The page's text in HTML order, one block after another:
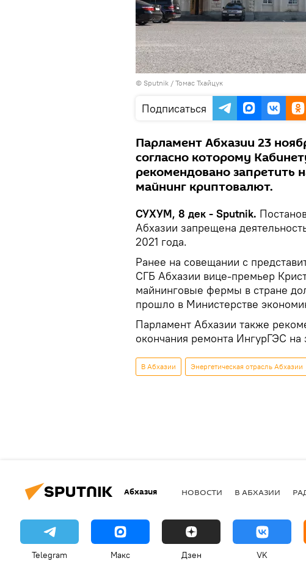
© Sputnik / Томас Тхайцук
Подписаться
Парламент Абхазии 23
согласно которому
рекомендовано запретить
майнинг криптовалют.
СУХУМ, 8 дек - Sputnik.
Абхазии запрещена
2021 года.
Ранее на совещании с
СГБ Абхазии вице-премьер
майнинговые фермы в стране
прошло в Министерстве
Парламент Абхазии также
окончания ремонта ИнгурГЭС на
В Абхазии Энергетическая отрасль Абхазии
Абхазия НОВОСТИ В АБХАЗИИ
Telegram Макс Дзен VK